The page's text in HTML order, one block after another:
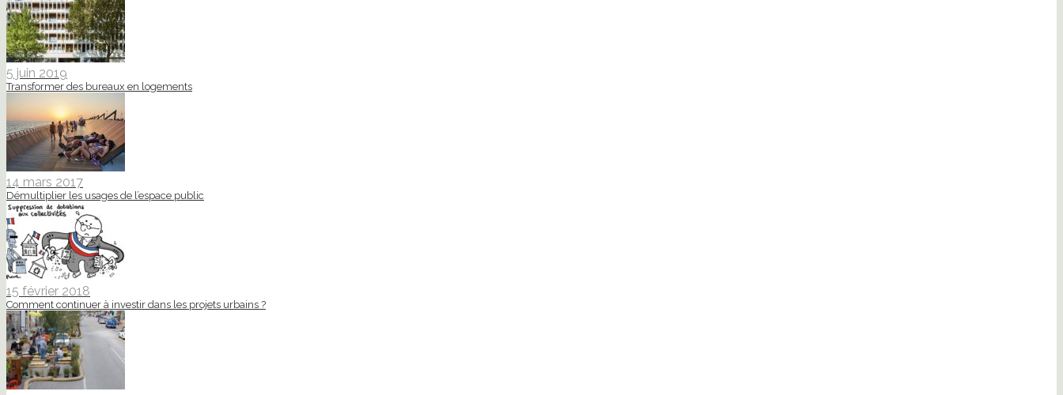
5 juin 2019
Transformer des bureaux en logements
14 mars 2017
Démultiplier les usages de l’espace public
15 février 2018
Comment continuer à investir dans les projets urbains ?